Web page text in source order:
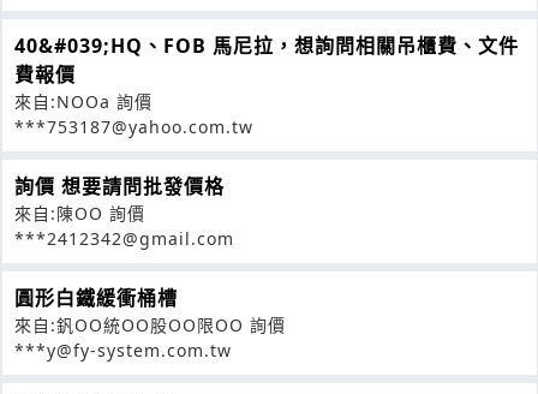
40&#039;HQ、FOB 馬尼拉，想詢問相關吊櫃費、文件
費報價
來自:NOOa 詢價
***753187@yahoo.com.tw
詢價 想要請問批發價格
來自:陳OO 詢價
***2412342@gmail.com
圓形白鐵緩衝桶槽
來自:釩OO統OO股OO限OO 詢價
***y@fy-system.com.tw